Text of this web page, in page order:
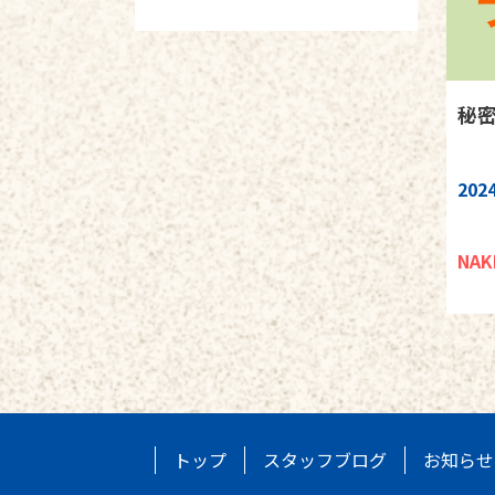
秘
トップ スタッフブログ お知らせ